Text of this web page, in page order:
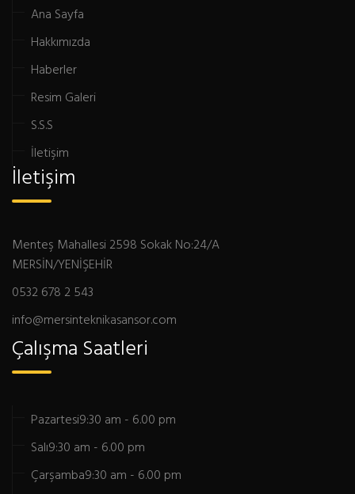
Ana Sayfa
Hakkımızda
Haberler
Resim Galeri
S.S.S
İletişim
İletişim
Menteş Mahallesi 2598 Sokak No:24/A
MERSİN/YENİŞEHİR
0532 678 2 543
info@mersinteknikasansor.com
Çalışma Saatleri
Pazartesi9:30 am - 6.00 pm
Salı9:30 am - 6.00 pm
Çarşamba9:30 am - 6.00 pm